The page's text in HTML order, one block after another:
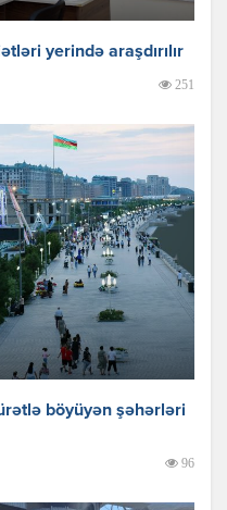
yerində araşdırılır
251
böyüyən şəhərləri
96